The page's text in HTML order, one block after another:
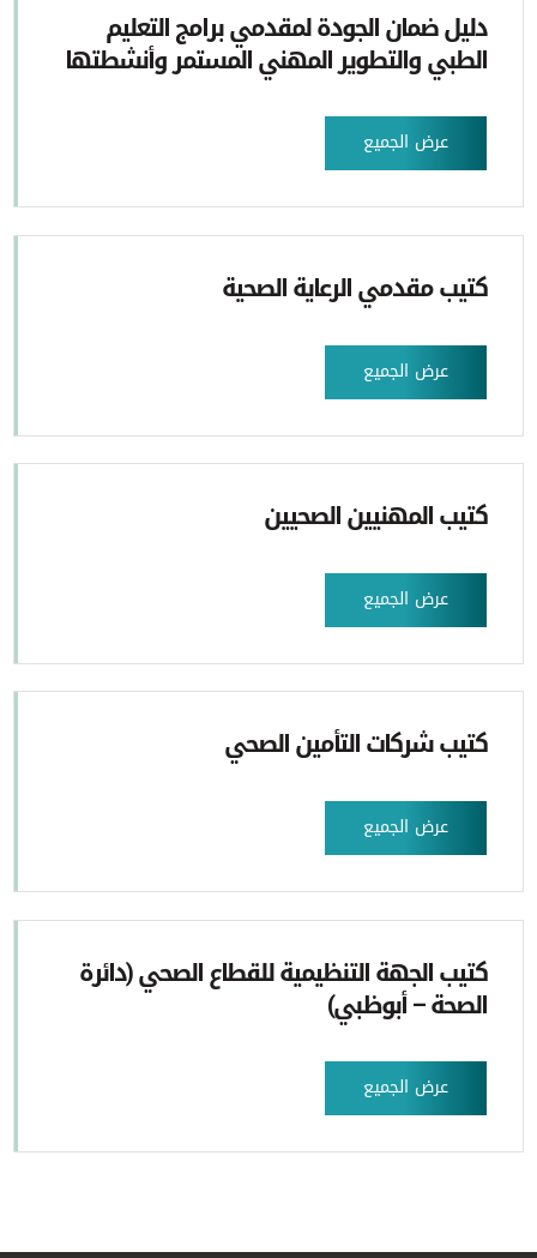
دليل ضمان الجودة لمقدمي برامج التعليم
الطبي والتطوير المهني المستمر وأنشطتها
عرض الجميع
كتيب مقدمي الرعاية الصحية
عرض الجميع
كتيب المهنيين الصحيين
عرض الجميع
كتيب شركات التأمين الصحي
عرض الجميع
كتيب الجهة التنظيمية للقطاع الصحي (دائرة
الصحة – أبوظبي)
عرض الجميع